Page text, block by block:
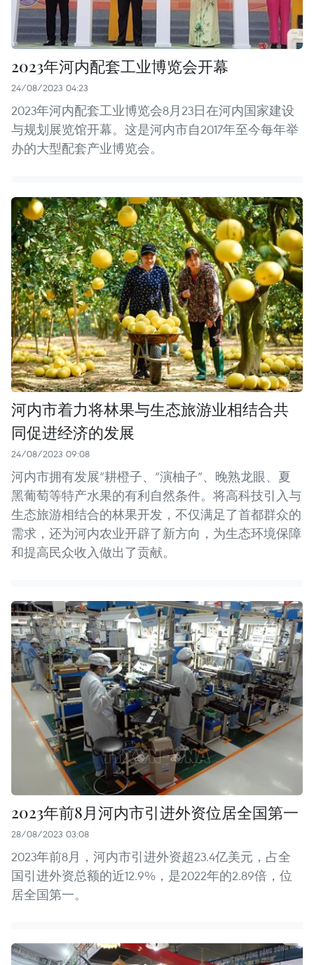
2023年河内配套工业博览会开幕
24/08/2023 04:23
2023年河内配套工业博览会8月23日在河内国家建设
与规划展览馆开幕。这是河内市自2017年至今每年举
办的大型配套产业博览会。
河内市着力将林果与生态旅游业相结合共
同促进经济的发展
24/08/2023 09:08
河内市拥有发展“耕橙子、“演柚子”、晚熟龙眼、夏
黑葡萄等特产水果的有利自然条件。将高科技引入与
生态旅游相结合的林果开发，不仅满足了首都群众的
需求，还为河内农业开辟了新方向，为生态环境保障
和提高民众收入做出了贡献。
2023年前8月河内市引进外资位居全国第一
28/08/2023 03:08
2023年前8月，河内市引进外资超23.4亿美元，占全
国引进外资总额的近12.9%，是2022年的2.89倍，位
居全国第一。